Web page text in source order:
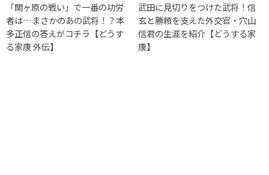
「関ヶ原の戦い」で一番の功労
者は…まさかのあの武将！？本
多正信の答えがコチラ【どうす
る家康 外伝】
武田に見切りをつけた武将！信
玄と勝頼を支えた外交官・穴山
信君の生涯を紹介【どうする家
康】